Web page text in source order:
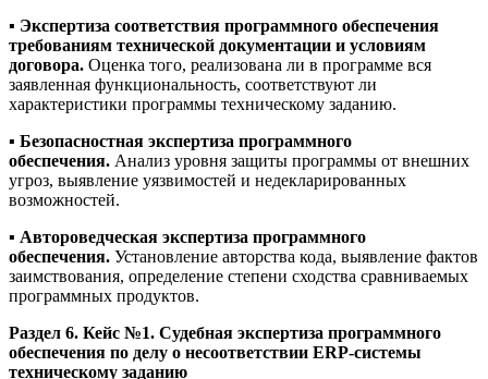
▪️ Экспертиза соответствия программного обеспечения
требованиям технической документации и условиям
договора. Оценка того, реализована ли в программе вся
заявленная функциональность, соответствуют ли
характеристики программы техническому заданию.
▪️ Безопасностная экспертиза программного
обеспечения. Анализ уровня защиты программы от внешних
угроз, выявление уязвимостей и недекларированных
возможностей.
▪️ Автороведческая экспертиза программного
обеспечения. Установление авторства кода, выявление фактов
заимствования, определение степени сходства сравниваемых
программных продуктов.
Раздел 6. Кейс №1. Судебная экспертиза программного
обеспечения по делу о несоответствии ERP-системы
техническому заданию